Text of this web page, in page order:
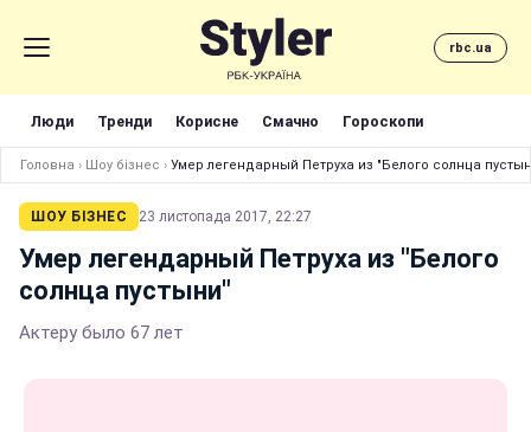
rbc.ua
Люди Тренди Корисне Смачно Гороскопи
Головна › Шоу бізнес › Умер легендарный Петруха из "Белого солнца
ШОУ БІЗНЕС 23 листопада 2017, 22:27
Умер легендарный Петруха из "Белого
солнца пустыни"
Актеру было 67 лет